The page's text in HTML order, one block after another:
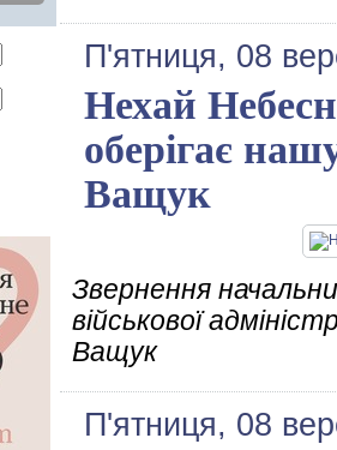
П'ятниця, 08
Нехай
оберігає
Ващук
Звернення
військової
Ващук
П'ятниця, 08